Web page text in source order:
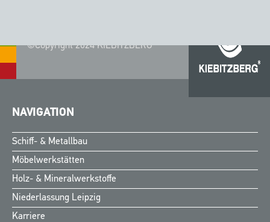
©Copyright 2024 KIEBITZBERG®
NAVIGATION
Schiff- & Metallbau
Möbelwerkstätten
Holz- & Mineralwerkstoffe
Niederlassung Leipzig
Karriere